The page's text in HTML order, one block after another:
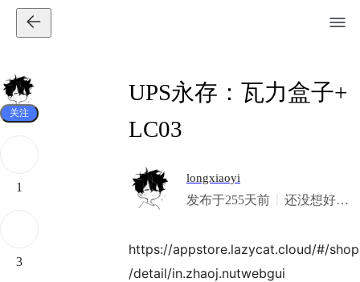
关注
1
3
UPS永存：瓦力盒子+
LC03
longxiaoyi
发布于255天前
还没想好签
https://appstore.lazycat.cloud/#/shop
/detail/in.zhaoj.nutwebgui